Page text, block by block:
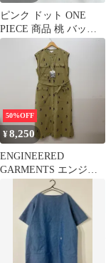
ピンク ドット ONE
PIECE 商品 桃 バッグ
ミッフィー ぬいぐるみ
キーホルダー 新商品
50%OFF
¥8,250
ENGINEERED
GARMENTS エンジニ
アードガーメンツ Bush
Dress ワンピース カー
キ サイズ1